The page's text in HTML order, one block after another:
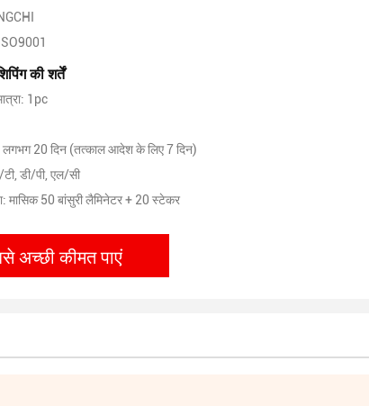
की शर्तें
1pc
20 दिन (तत्काल आदेश के लिए 7 दिन)
टी, डी/पी, एल/सी
मासिक 50 बांसुरी लैमिनेटर + 20 स्टेकर
अच्छी कीमत पाएं